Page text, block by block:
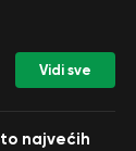
Vidi sve
najvećih